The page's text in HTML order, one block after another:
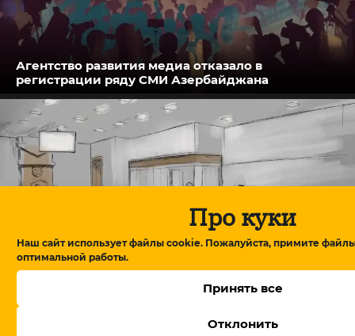
Про куки
Наш сайт использует файлы cookie. Пожалуйста, примите
оптимальной работы.
Принять все
Отклонить
Агентство развития медиа отказало в
регистрации ряду СМИ Азербайджана
В отношении замминистра культуры избрана